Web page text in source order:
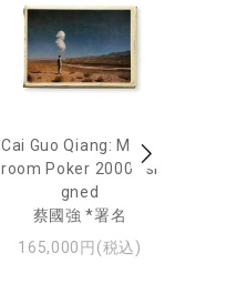
Cai Guo Qiang: Mush
room Poker 2000 *si
gned
蔡國強 *署名
165,000円(税込)